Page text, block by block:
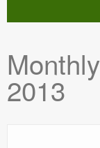
Genel
Video-
2013